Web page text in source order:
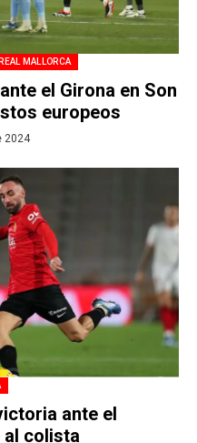
REAL MALLORCA
el Girona en Son
europeos
2024
ante el
colista